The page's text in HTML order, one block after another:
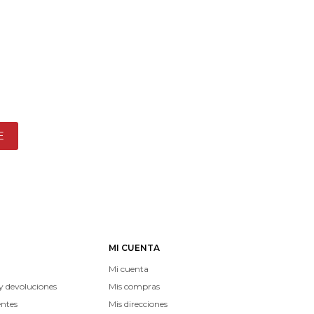
devoluciones
MI CUENTA
Mi cuenta
Mis compras
Mis direcciones